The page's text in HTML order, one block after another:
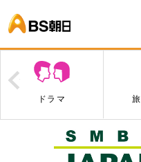
ドラマ
Prev